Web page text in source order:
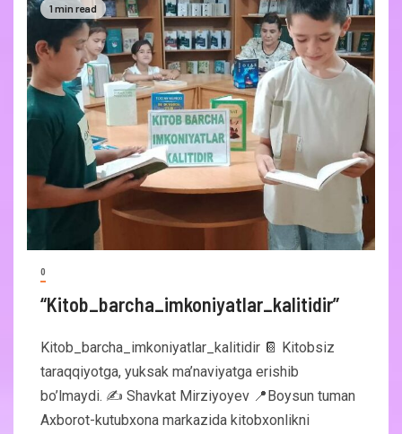
1 min read
0
“Kitob_barcha_imkoniyatlar_kalitidir”
Kitob_barcha_imkoniyatlar_kalitidir 📔 Kitobsiz
taraqqiyotga, yuksak ma’naviyatga erishib
bo’lmaydi. ✍️ Shavkat Mirziyoyev 📍Boysun tuman
Axborot-kutubxona markazida kitobxonlikni